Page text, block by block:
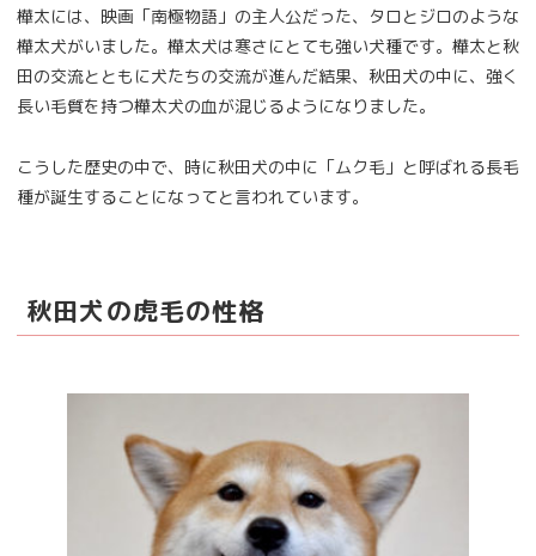
樺太には、映画「南極物語」の主人公だった、タロとジロのような
樺太犬がいました。樺太犬は寒さにとても強い犬種です。樺太と秋
田の交流とともに犬たちの交流が進んだ結果、秋田犬の中に、強く
長い毛質を持つ樺太犬の血が混じるようになりました。
こうした歴史の中で、時に秋田犬の中に「ムク毛」と呼ばれる長毛
種が誕生することになってと言われています。
秋田犬の虎毛の性格